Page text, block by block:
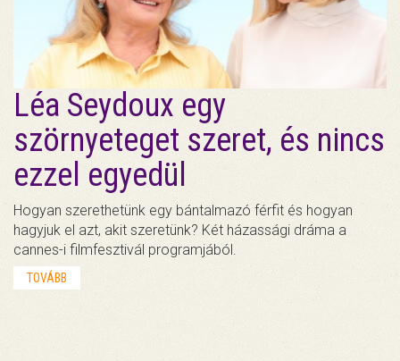
Léa Seydoux egy
szörnyeteget szeret, és nincs
ezzel egyedül
Hogyan szerethetünk egy bántalmazó férfit és hogyan
hagyjuk el azt, akit szeretünk? Két házassági dráma a
cannes-i filmfesztivál programjából.
TOVÁBB